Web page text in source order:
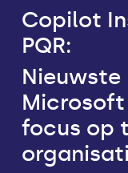
Copilot
PQR:
Nieuwste
focus op